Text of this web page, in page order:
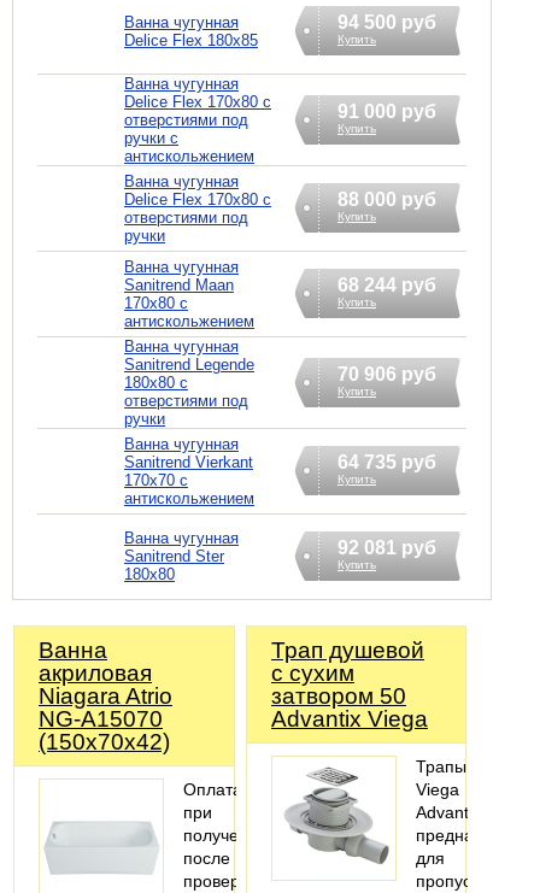
Ванна чугунная
Delice Flex 180x85
94 500 руб
Купить
Ванна чугунная
Delice Flex 170x80 с
отверстиями под
ручки с
антискольжением
91 000 руб
Купить
Ванна чугунная
Delice Flex 170x80 с
отверстиями под
ручки
88 000 руб
Купить
Ванна чугунная
Sanitrend Maan
170х80 с
антискольжением
68 244 руб
Купить
Ванна чугунная
Sanitrend Legende
180х80 с
отверстиями под
ручки
70 906 руб
Купить
Ванна чугунная
Sanitrend Vierkant
170х70 с
антискольжением
64 735 руб
Купить
Ванна чугунная
Sanitrend Ster
180х80
92 081 руб
Купить
Ванна
акриловая
Niagara Atrio
NG-A15070
(150х70х42)
Оплата
при
получении
после
проверки
Трап душевой
с сухим
затвором 50
Advantix Viega
Трапы
Viega
Advantix
предназначены
для
пропуска